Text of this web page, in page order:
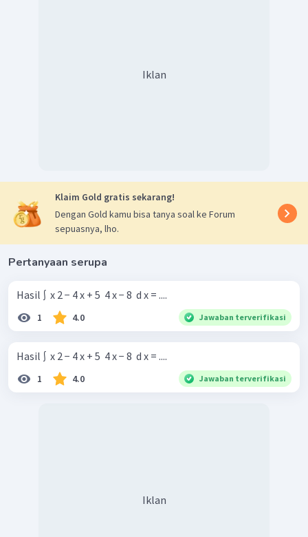
Iklan
Klaim Gold gratis sekarang!
Dengan Gold kamu bisa tanya soal ke Forum
sepuasnya, lho.
Pertanyaan serupa
Hasil ∫ ​ x 2 − 4 x + 5 ​ 4 x − 8 ​ d x = ....
1 4.0 Jawaban terverifikasi
Hasil ∫ ​ x 2 − 4 x + 5 ​ 4 x − 8 ​ d x = ....
1 4.0 Jawaban terverifikasi
Iklan